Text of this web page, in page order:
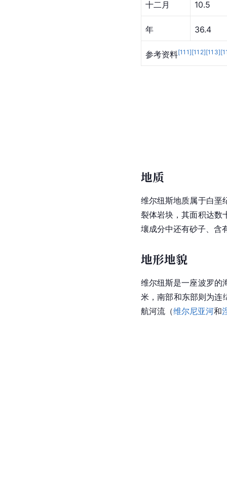
十二月 10.5
年 36.4
参考资料[111][112][113][
地质
维尔纽斯地质属于白垩
裂体岩块，其面积达数
壤成分中还有砂子、含
地形地貌
维尔纽斯是一座波罗的
米，南部和东部则为连
航河流（维尔尼亚河和